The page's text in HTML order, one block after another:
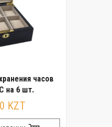
часов
на 6 шт.
KZT